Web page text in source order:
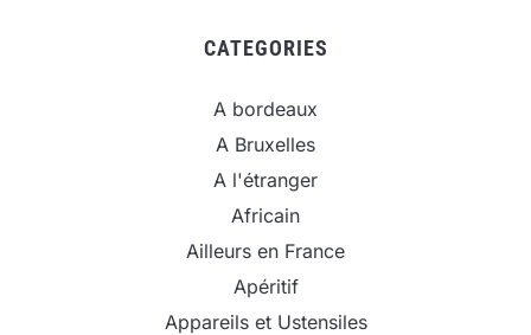
CATEGORIES
A bordeaux
A Bruxelles
A l'étranger
Africain
Ailleurs en France
Apéritif
Appareils et Ustensiles